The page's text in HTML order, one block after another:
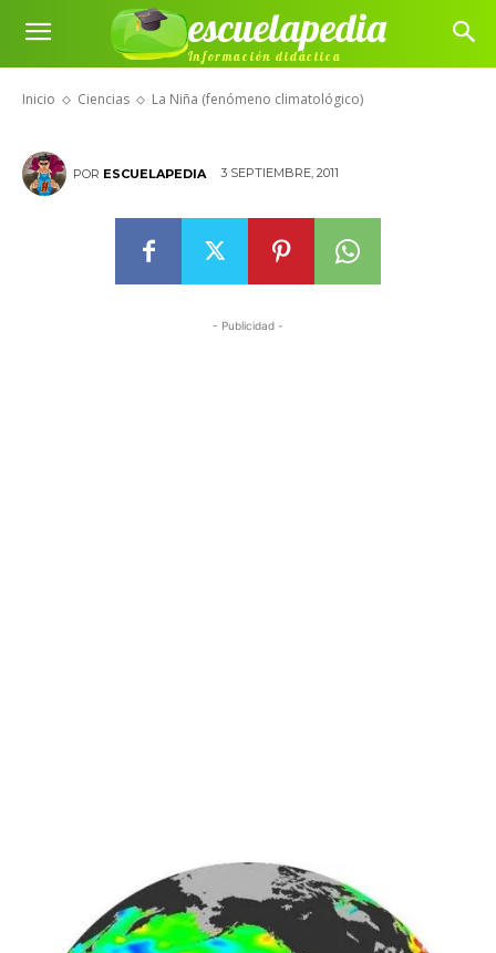
escuelapedia
Información didáctica
Inicio Ciencias La Niña (fenómeno climatológico)
La Niña (fenómeno
climatológico)
POR ESCUELAPEDIA 3 SEPTIEMBRE, 2011
- Publicidad -